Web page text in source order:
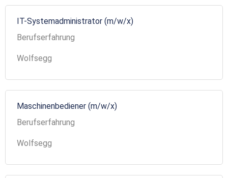
IT-Systemadministrator (m/w/x)
Berufserfahrung
Wolfsegg
Maschinenbediener (m/w/x)
Berufserfahrung
Wolfsegg